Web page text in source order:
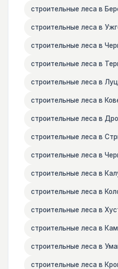
строительные леса в
строительные леса в
строительные леса в
строительные леса в
строительные леса в
строительные леса в
строительные леса в
строительные леса в
строительные леса в
строительные леса в
строительные леса в
строительные леса в
строительные леса в
строительные леса в
строительные леса в